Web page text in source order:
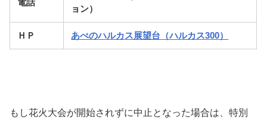
電話
ョン）
ＨＰ あべのハルカス展望台（ハルカス300）
もし花火大会が開始されずに中止となった場合は、特別